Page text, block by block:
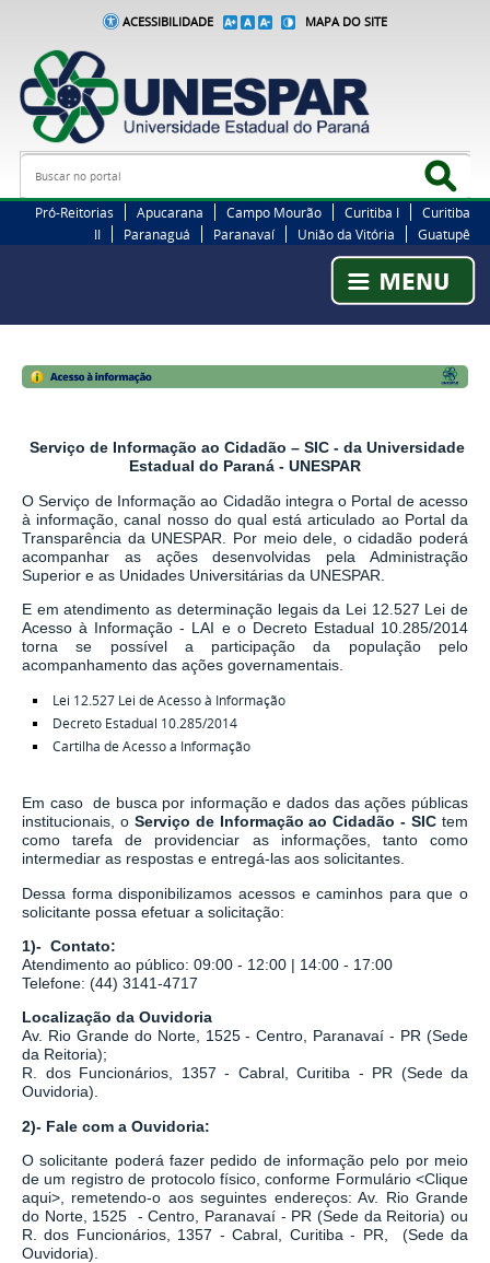
ACESSIBILIDADE MAPA DO SITE
Busca
Pró-Reitorias Apucarana Campo Mourão Curitiba I
Curitiba
II
Paranaguá Paranavaí União da Vitória Guatupê
Serviço de Informação ao Cidadão – SIC - da Universidade
Estadual do Paraná - UNESPAR
O Serviço de Informação ao Cidadão integra o Portal de acesso
à informação, canal nosso do qual está articulado ao Portal da
Transparência da UNESPAR. Por meio dele, o cidadão poderá
acompanhar as ações desenvolvidas pela Administração
Superior e as Unidades Universitárias da UNESPAR.
E em atendimento as determinação legaisda Lei 12.527 Lei de
Acesso à Informação - LAI e o Decreto Estadual 10.285/2014
torna se possível a participação da população pelo
acompanhamento das ações governamentais.
Lei 12.527 Lei de Acesso à Informação
Decreto Estadual 10.285/2014
Cartilha de Acesso a Informação
Em caso de busca por informação e dados das ações públicas
institucionais, o Serviço de Informação ao Cidadão - SICtem
como tarefa de
providenciar as informações, tanto como
intermediar as respostas e entregá-las aos solicitantes.
Dessa forma disponibilizamos acessos e caminhos para que o
solicitante possa efetuar a solicitação:
1)- Contato:
Atendimento ao público: 09:00 - 12:00 | 14:00 - 17:00
Telefone: (44) 3141-4717
Localização da Ouvidoria
Av. Rio Grande do Norte, 1525 - Centro, Paranavaí - PR (Sede
da Reitoria);
R. dos Funcionários, 1357 - Cabral, Curitiba - PR (Sede da
Ouvidoria).
2)- Fale com a Ouvidoria:
O solicitante poderá fazer pedido de informação pelo por meio
de um registro de protocolo físico, conforme Formulário <Clique
aqui> , remetendo-o aos seguintes endereços: Av. Rio Grande
do Norte, 1525 - Centro, Paranavaí - PR (Sede da Reitoria) ou
R. dos Funcionários, 1357 - Cabral, Curitiba - PR,
(Sede da
Ouvidoria).